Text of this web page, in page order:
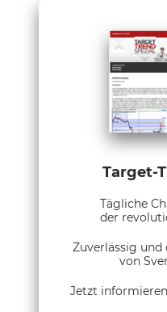
Target-
Tägliche
der
Zuverlässig
von
Jetzt